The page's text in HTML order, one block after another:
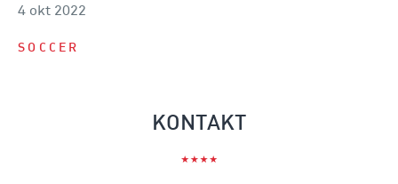
4 okt 2022
SOCCER
KONTAKT